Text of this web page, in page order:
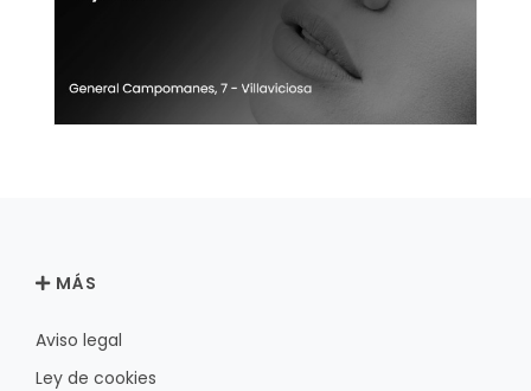
MÁS
Aviso legal
Ley de cookies